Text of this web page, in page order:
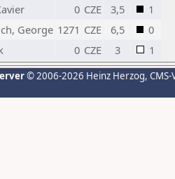
0 CZE 3,5
1
George 1271 CZE 6,5
0
0 CZE 3 1
© 2006-2026 Heinz Herzog,